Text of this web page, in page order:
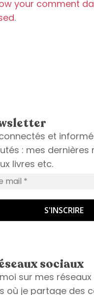
your comment
.
et
: mes dernières
livres etc.
sociaux
sur mes
où je partage des